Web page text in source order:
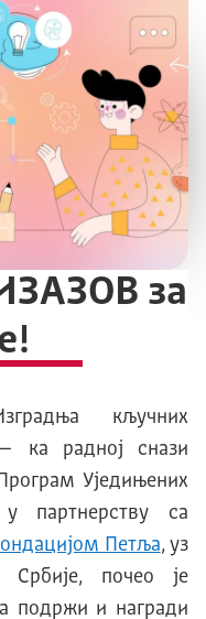
за
кључних
– ка радној снази
Уједињених
партнерству са
Петља, уз
Србије, почео је
подржи и награди